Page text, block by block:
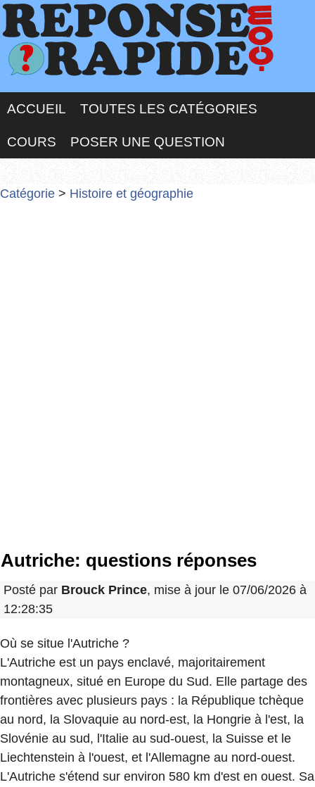
ACCUEIL TOUTES LES CATÉGORIES
COURS POSER UNE QUESTION
Catégorie > Histoire et géographie
Autriche: questions réponses
Posté par Brouck Prince, mise à jour le 07/06/2026 à
12:28:35
Où se situe l'Autriche ?
L'Autriche est un pays enclavé, majoritairement
montagneux, situé en Europe du Sud. Elle partage des
frontières avec plusieurs pays : la République tchèque
au nord, la Slovaquie au nord-est, la Hongrie à l'est, la
Slovénie au sud, l'Italie au sud-ouest, la Suisse et le
Liechtenstein à l'ouest, et l'Allemagne au nord-ouest.
L'Autriche s'étend sur environ 580 km d'est en ouest. Sa